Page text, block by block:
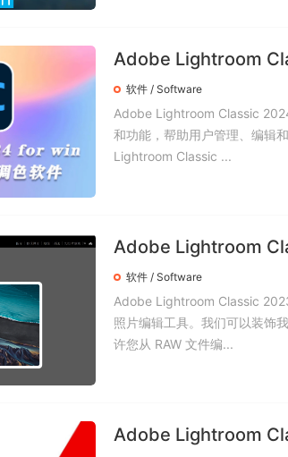
Adobe Lightroom
软件 / Software
Adobe Lightroom Classic
和功能，帮助用户管理、编辑
Lightroom Classic ...
Adobe Lightroom
软件 / Software
Adobe Lightroom Classic
照片编辑工具。我们可以装饰
许您从 RAW 文件编...
Adobe Lightroom